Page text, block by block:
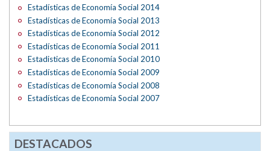
Estadísticas de Economía Social 2014
Estadísticas de Economía Social 2013
Estadísticas de Economía Social 2012
Estadísticas de Economía Social 2011
Estadisticas de Economía Social 2010
Estadísticas de Economía Social 2009
Estadísticas de Economía Social 2008
Estadísticas de Economía Social 2007
DESTACADOS